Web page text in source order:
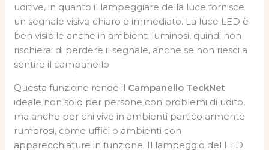
uditive, in quanto il lampeggiare della luce fornisce
un segnale visivo chiaro e immediato. La luce LED è
ben visibile anche in ambienti luminosi, quindi non
rischierai di perdere il segnale, anche se non riesci a
sentire il campanello.
Questa funzione rende il Campanello TeckNet
ideale non solo per persone con problemi di udito,
ma anche per chi vive in ambienti particolarmente
rumorosi, come uffici o ambienti con
apparecchiature in funzione. Il lampeggio del LED